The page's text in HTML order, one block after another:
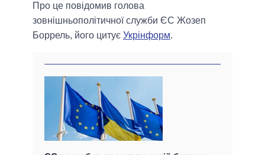
Про це повідомив голова
зовнішньополітичної служби ЄС Жозеп
Боррель, його цитує Укрінформ.